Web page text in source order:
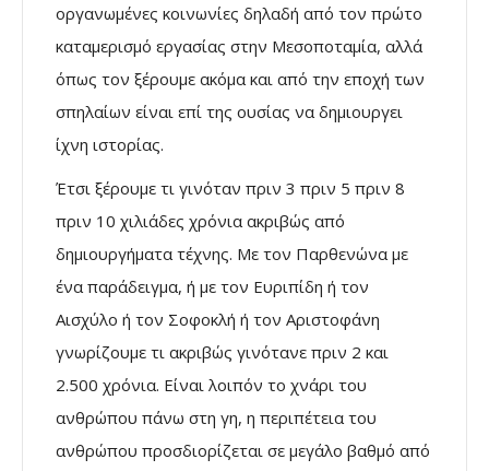
οργανωμένες κοινωνίες δηλαδή από τον πρώτο
καταμερισμό εργασίας στην Μεσοποταμία, αλλά
όπως τον ξέρουμε ακόμα και από την εποχή των
σπηλαίων είναι επί της ουσίας να δημιουργει
ίχνη ιστορίας.
Έτσι ξέρουμε τι γινόταν πριν 3 πριν 5 πριν 8
πριν 10 χιλιάδες χρόνια ακριβώς από
δημιουργήματα τέχνης. Με τον Παρθενώνα με
ένα παράδειγμα, ή με τον Ευριπίδη ή τον
Αισχύλο ή τον Σοφοκλή ή τον Αριστοφάνη
γνωρίζουμε τι ακριβώς γινότανε πριν 2 και
2.500 χρόνια. Είναι λοιπόν το χνάρι του
ανθρώπου πάνω στη γη, η περιπέτεια του
ανθρώπου προσδιορίζεται σε μεγάλο βαθμό από